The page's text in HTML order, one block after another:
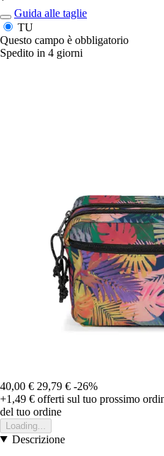
Guida alle taglie
TU
Questo campo è obbligatorio
Spedito in 4 giorni
40,00 € 29,79 € -26%
+1,49 € offerti sul tuo prossimo
del tuo ordine
Loading...
Descrizione